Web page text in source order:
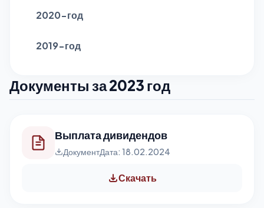
2020-год
2019-год
Документы за 2023 год
Выплата дивидендов
ДокументДата: 18.02.2024
Скачать